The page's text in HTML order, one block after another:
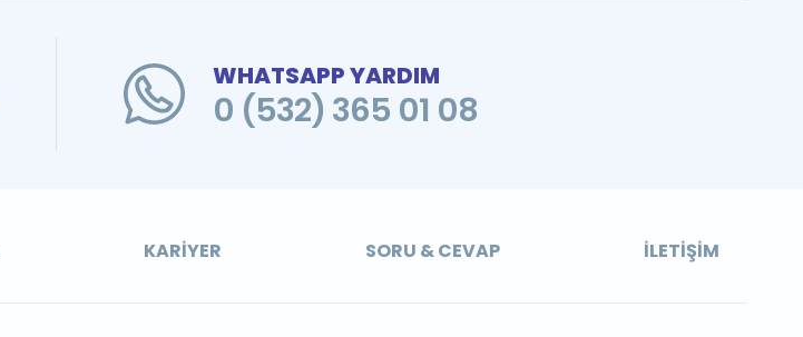
WHATSAPP YARDIM
0 (532) 365 01 08
KARIYER SORU & CEVAP İLETIŞIM